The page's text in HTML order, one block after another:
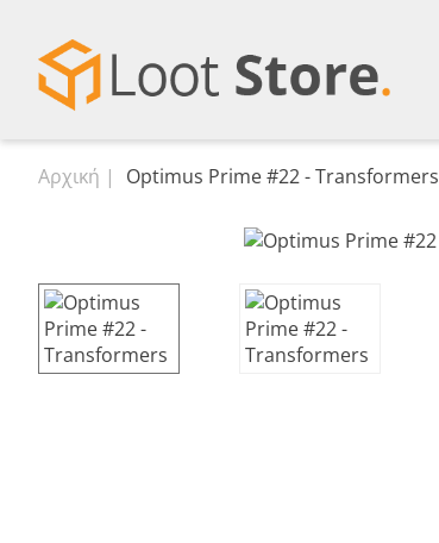
Αρχική Optimus Prime #22 - Transformers